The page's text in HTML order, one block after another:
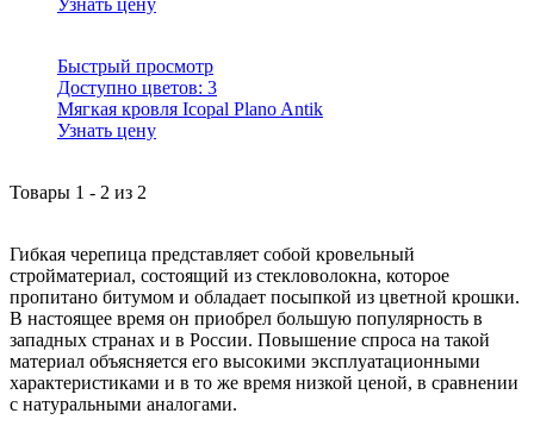
Быстрый просмотр
Доступно цветов: 3
Мягкая кровля Icopal Plano Antik
Узнать цену
Товары 1 - 2 из 2
Гибкая черепица представляет собой кровельный
стройматериал, состоящий из стекловолокна, которое
пропитано битумом и обладает посыпкой из цветной крошки.
В настоящее время он приобрел большую популярность в
западных странах и в России. Повышение спроса на такой
материал объясняется его высокими эксплуатационными
характеристиками и в то же время низкой ценой, в сравнении
с натуральными аналогами.